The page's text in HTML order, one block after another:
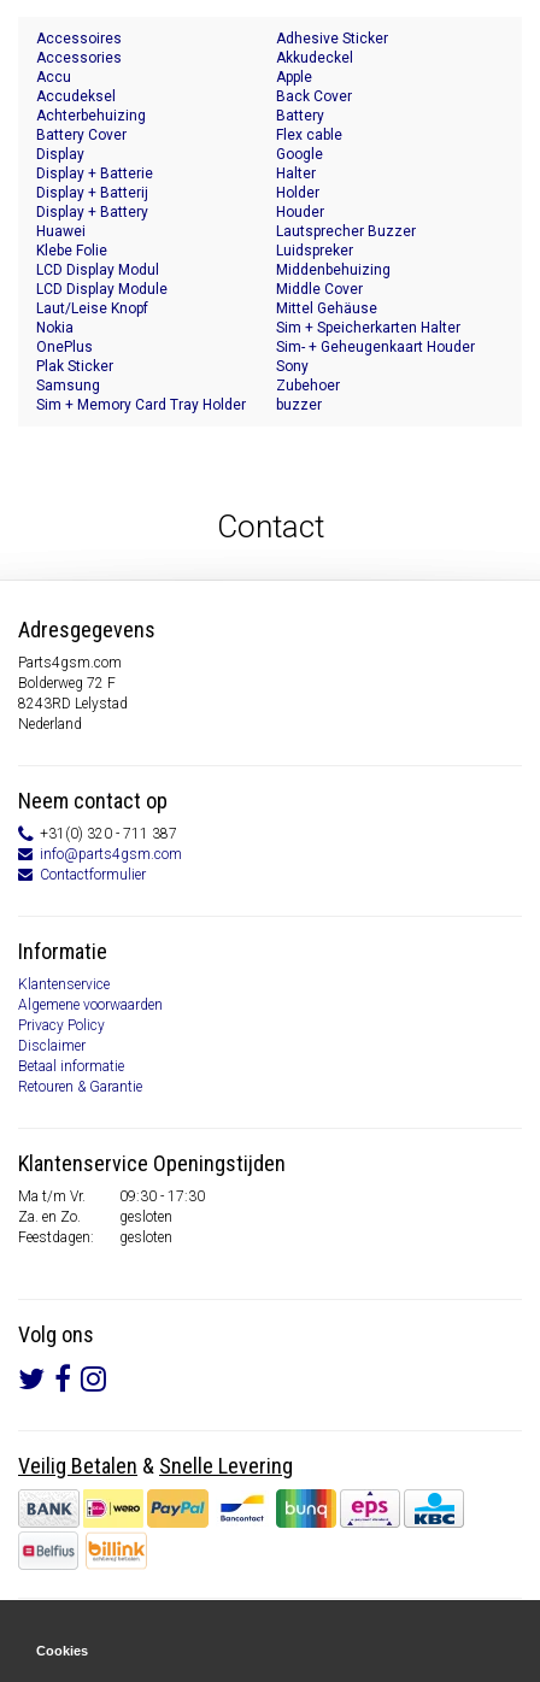
Accessoires
Accessories
Accu
Accudeksel
Achterbehuizing
Adhesive Sticker
Akkudeckel
Apple
Back Cover
Battery
Battery Cover
Display
Display + Batterie
Display + Batterij
Display + Battery
Flex cable
Google
Halter
Holder
Houder
Huawei
Klebe Folie
LCD Display Modul
LCD Display Module
Laut/Leise Knopf
Lautsprecher Buzzer
Luidspreker
Middenbehuizing
Middle Cover
Mittel Gehäuse
Nokia
OnePlus
Plak Sticker
Samsung
Sim + Memory Card Tray Holder
Sim + Speicherkarten Halter
Sim- + Geheugenkaart Houder
Sony
Zubehoer
buzzer
Contact
Adresgegevens
Parts4gsm.com
Bolderweg 72 F
8243RD Lelystad
Nederland
Neem contact op
+31(0) 320 - 711 387
info@parts4gsm.com
Contactformulier
Informatie
Klantenservice
Algemene voorwaarden
Privacy Policy
Disclaimer
Betaal informatie
Retouren & Garantie
Klantenservice Openingstijden
Ma t/m Vr.
09:30 - 17:30
Za. en Zo.
gesloten
Feestdagen:
gesloten
Volg ons
Veilig Betalen & Snelle Levering
Cookies